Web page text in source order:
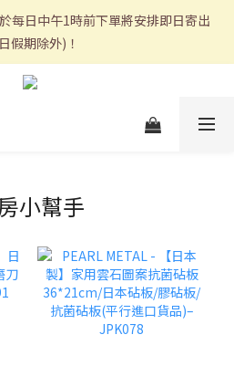
每日中午1時前下單將安排即日寄出
假期除外)！
小幫手